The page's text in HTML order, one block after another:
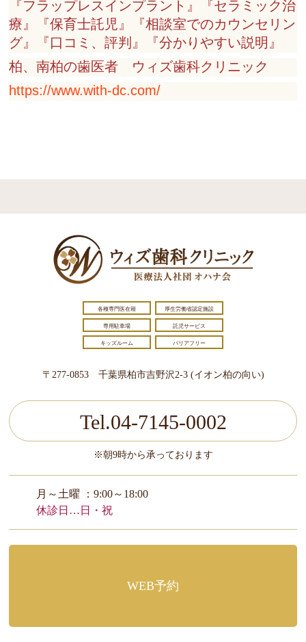
『フラップレスインプラント』『セラミック治
療』『保育士託児』『相談室でのカウンセリン
グ』『口コミ、評判』『分かりやすい説明』
柏、南柏の歯医者 ウィズ歯科クリニック
https://www.with-dc.com/
各種専門医在籍 厚生労働省認定施設
専用駐車場 託児サービス
キッズルーム バリアフリー
〒277-0853 千葉県柏市吉野沢2-3 (イオン柏の向い)
Tel.04-7145-0002
※朝9時から承っております
月～土曜 ：9:00～18:00
休診日…日・祝
WEB予約